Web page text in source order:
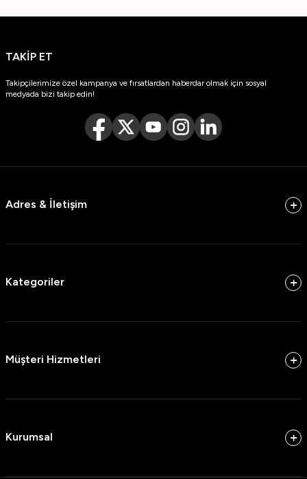
TAKİP ET
Takipçilerimize özel kampanya ve fırsatlardan haberdar olmak için sosyal
medyada bizi takip edin!
Adres & İletişim
Kategoriler
Müşteri Hizmetleri
Kurumsal